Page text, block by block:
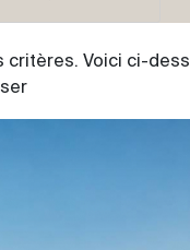
critères. Voici ci-